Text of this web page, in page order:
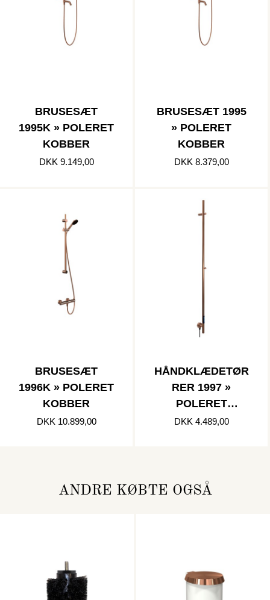
BRUSESÆT
1995K » POLERET
KOBBER
DKK 9.149,00
BRUSESÆT 1995
» POLERET
KOBBER
DKK 8.379,00
BRUSESÆT
1996K » POLERET
KOBBER
DKK 10.899,00
HÅNDKLÆDETØR
RER 1997 »
POLERET
KOBBER
DKK 4.489,00
ANDRE KØBTE OGSÅ